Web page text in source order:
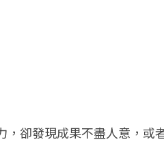
，卻發現成果不盡人意，或